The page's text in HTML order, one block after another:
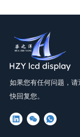
如果您有任何问题，
快回复您。